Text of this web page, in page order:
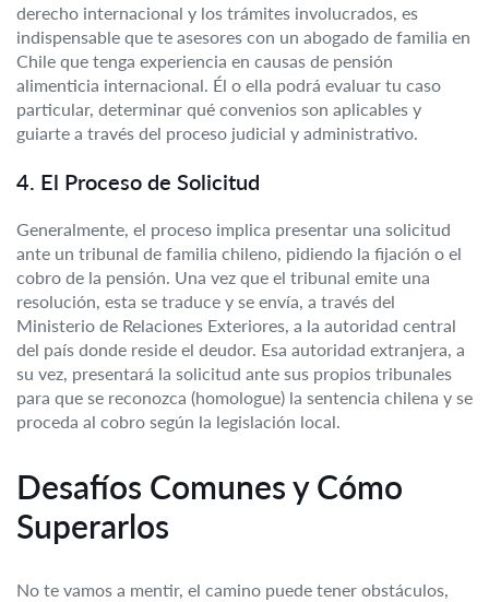
derecho internacional y los trámites involucrados, es
indispensable que te asesores con un abogado de familia en
Chile que tenga experiencia en causas de pensión
alimenticia internacional. Él o ella podrá evaluar tu caso
particular, determinar qué convenios son aplicables y
guiarte a través del proceso judicial y administrativo.
4. El Proceso de Solicitud
Generalmente, el proceso implica presentar una solicitud
ante un tribunal de familia chileno, pidiendo la fijación o el
cobro de la pensión. Una vez que el tribunal emite una
resolución, esta se traduce y se envía, a través del
Ministerio de Relaciones Exteriores, a la autoridad central
del país donde reside el deudor. Esa autoridad extranjera, a
su vez, presentará la solicitud ante sus propios tribunales
para que se reconozca (homologue) la sentencia chilena y se
proceda al cobro según la legislación local.
Desafíos Comunes y Cómo
Superarlos
No te vamos a mentir, el camino puede tener obstáculos,